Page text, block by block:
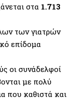
στα 1.713
των γιατρών
επίδομα
οι συνάδελφοί
με πολύ
που καθιστά και